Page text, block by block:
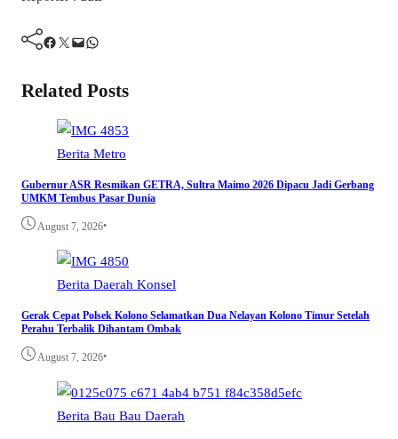
Facebook Twitter Mail WhatsApp
Related Posts
Berita Metro
Gubernur ASR Resmikan GETRA, Sultra Maimo 2026 Dipacu Jadi Gerbang
UMKM Tembus Pasar Dunia
August 7, 2026•
Berita Daerah Konsel
Gerak Cepat Polsek Kolono Selamatkan Dua Nelayan Kolono Timur Setelah
Perahu Terbalik Dihantam Ombak
August 7, 2026•
Berita Bau Bau Daerah